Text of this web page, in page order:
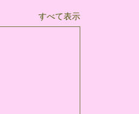
すべて表示